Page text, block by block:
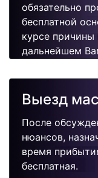
обязательно
бесплатной
курсе причины
дальнейшем
поломок.
Выезд
После
нюансов,
время
бесплатная.